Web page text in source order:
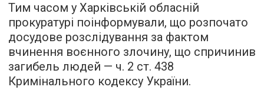
Тим часом у Харківській обласній
прокуратурі поінформували, що розпочато
досудове розслідування за фактом
вчинення воєнного злочину, що спричинив
загибель людей — ч. 2 ст. 438
Кримінального кодексу України.